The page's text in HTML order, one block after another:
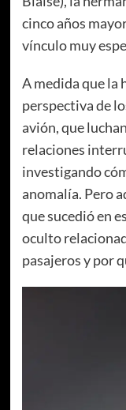
cinco años
vínculo muy
A medida que la
perspectiva de
avión, que
relaciones
investigando
anomalía. Pero
que sucedió en
oculto
pasajeros y por